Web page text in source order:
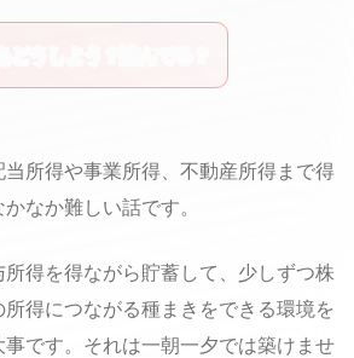
所得や事業所得、不動産所得まで得
なか難しい話です。
得を得ながら貯蓄して、少しずつ株
得につながる種まきをできる環境を
です。それは一朝一夕では築けませ